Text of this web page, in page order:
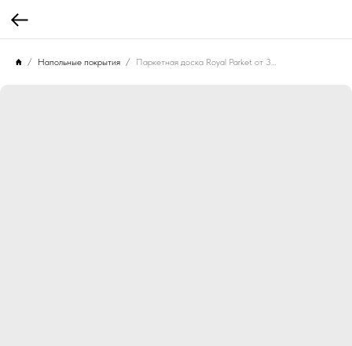
Напольные покрытия Паркетная доска Royal Parket от 390 до 1500х150х13мм Дуб Натур Теракот лак